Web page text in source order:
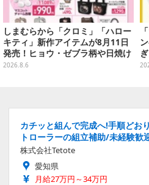
しまむらから「クロミ」「ハロー
キティ」新作アイテムが8月11日
発売！ヒョウ・ゼブラ柄や日焼け
デザインの可愛い雑貨・アパレル
2026.8.6
カチッと組んで完成へ!手順どお
トローラーの組立補助/未経験歓
株式会社Tetote
愛知県
月給27万円～34万円